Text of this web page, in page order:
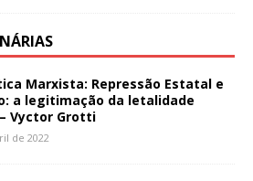
Marxista: Repressão Estatal e
a legitimação da letalidade
Vyctor Grotti
de 2022